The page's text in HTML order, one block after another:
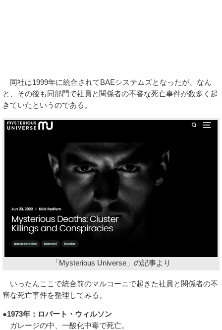
同社は1999年に統合されてBAEシステムズとなったが、なん
と、その後も同部門で社員と関係者の不審な死亡事件が数多く起
きていたというのである。
「Mysterious Universe」の記事より
いったんここで統合前のマルコーニで起きた社員と関係者の不
審な死亡事件を整理してみる。
●1973年：ロバート・ウィルソン
ガレージの中、一酸化中毒で死亡。